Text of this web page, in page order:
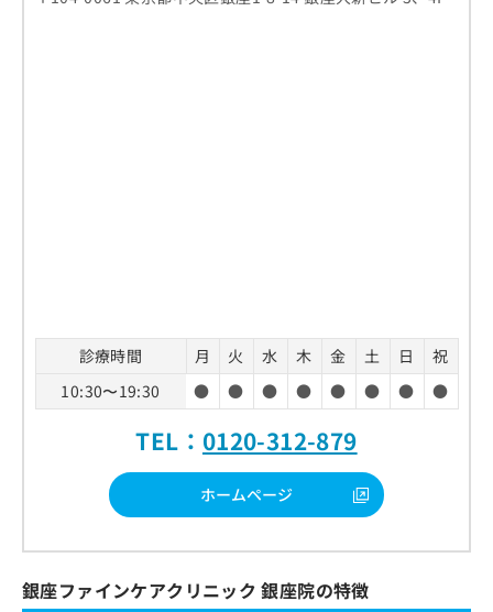
診療時間 月 火 水 木 金 土 日
祝
10:30〜19:30
● ● ● ● ● ● ● ●
TEL： 0120-312-879
ホームページ
銀座ファインケアクリニック 銀座院の特徴